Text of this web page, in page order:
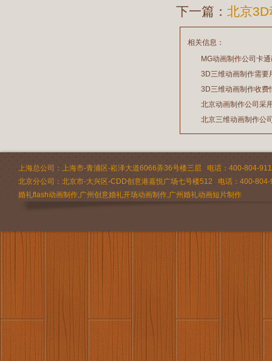
下一篇： 北京
相关信息：
MG动画制作公司卡
2026/07/21
3D三维动画制作需要
2026/03/19
3D三维动画制作收费
2026/02/28
北京动画制作公司采
2026/02/24
北京三维动画制作公
2026/02/09
上海总公司：上海市-青浦区-崧泽大道6066弄36号楼三层 电话：400-804-
北京分公司：北京市-大兴区-CDD创意港嘉悦广场七号楼512 电话：400-
婚礼flash动画制作,广州创意婚礼开场动画制作,广州婚礼动画短片制作